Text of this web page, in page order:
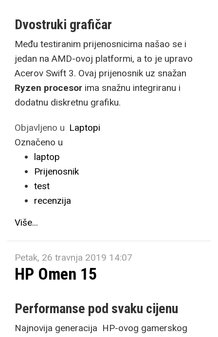
Dvostruki grafičar
Među testiranim prijenosnicima našao se i
jedan na AMD-ovoj platformi, a to je upravo
Acerov Swift 3. Ovaj prijenosnik uz snažan
Ryzen procesor ima snažnu integriranu i
dodatnu diskretnu grafiku.
Objavljeno u Laptopi
Označeno u
laptop
Prijenosnik
test
recenzija
Više...
Petak, 26 travnja 2019 14:07
HP Omen 15
Performanse pod svaku cijenu
Najnovija generacija HP-ovog gamerskog